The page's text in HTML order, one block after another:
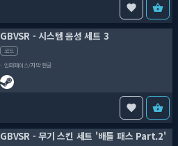
GBVSR - 시스템 음성 세트 3
코드
인터페이스/자막 한글
GBVSR - 무기 스킨 세트 '배틀 패스 Part.2'